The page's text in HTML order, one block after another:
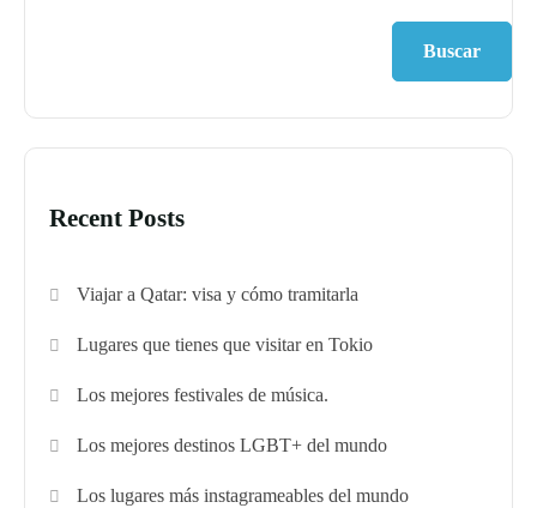
Buscar
Recent Posts
Viajar a Qatar: visa y cómo tramitarla
Lugares que tienes que visitar en Tokio
Los mejores festivales de música.
Los mejores destinos LGBT+ del mundo
Los lugares más instagrameables del mundo